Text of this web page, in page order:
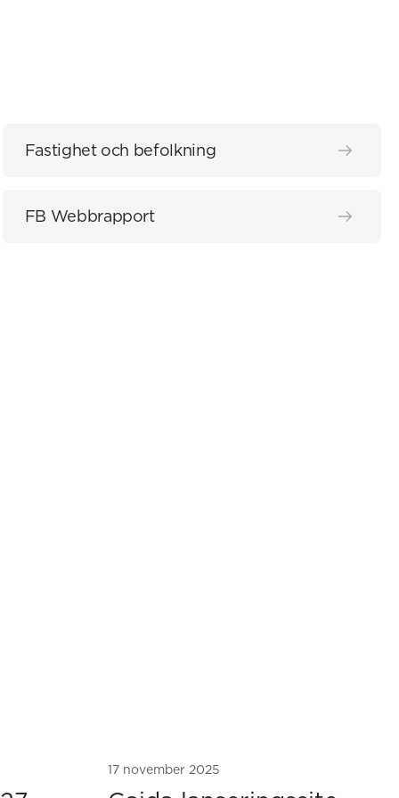
Fastighet och befolkning
FB Webbrapport
17 november 2025